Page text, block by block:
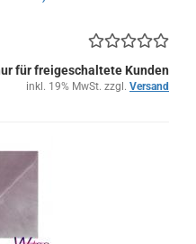
für freigeschaltete Kunden
inkl. 19% MwSt. zzgl. Versand